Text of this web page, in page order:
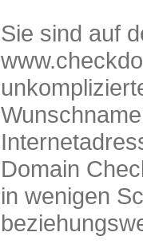
Sie sind auf
Domain
in wenigen